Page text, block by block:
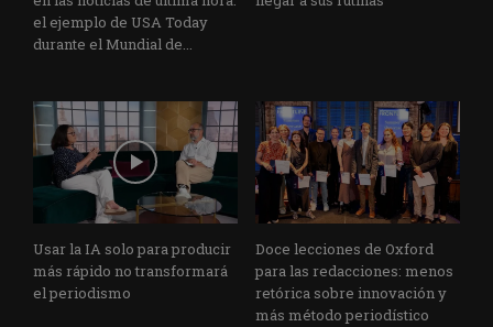
el ejemplo de USA Today
durante el Mundial de...
Usar la IA solo para producir
más rápido no transformará
el periodismo
Doce lecciones de Oxford
para las redacciones: menos
retórica sobre innovación y
más método periodístico